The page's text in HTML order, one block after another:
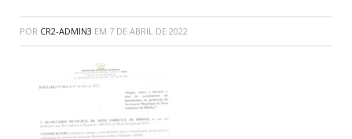
POR CR2-ADMIN3 EM 7 DE ABRIL DE 2022